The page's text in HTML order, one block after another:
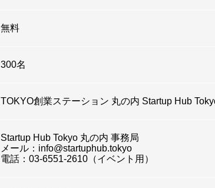
無料
300名
TOKYO創業ステーション 丸の内 Startup Hub
Startup Hub Tokyo 丸の内 事務局
メール：info@startuphub.tokyo
電話：03-6551-2610（イベント用）